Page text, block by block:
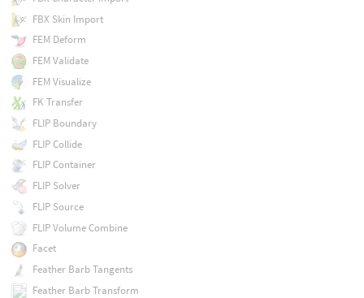
FBX Skin Import
FEM Deform
FEM Validate
FEM Visualize
FK Transfer
FLIP Boundary
FLIP Collide
FLIP Container
FLIP Solver
FLIP Source
FLIP Volume Combine
Facet
Feather Barb Tangents
Feather Barb Transform